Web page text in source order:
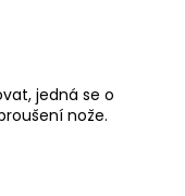
jedná se o
nože.